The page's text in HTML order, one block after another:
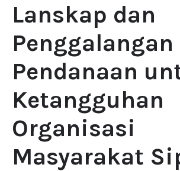
Lanskap dan
Penggalangan
Pendanaan
Ketangguhan
Organisasi
Masyarakat